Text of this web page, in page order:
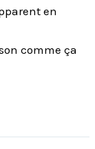
en
comme ça